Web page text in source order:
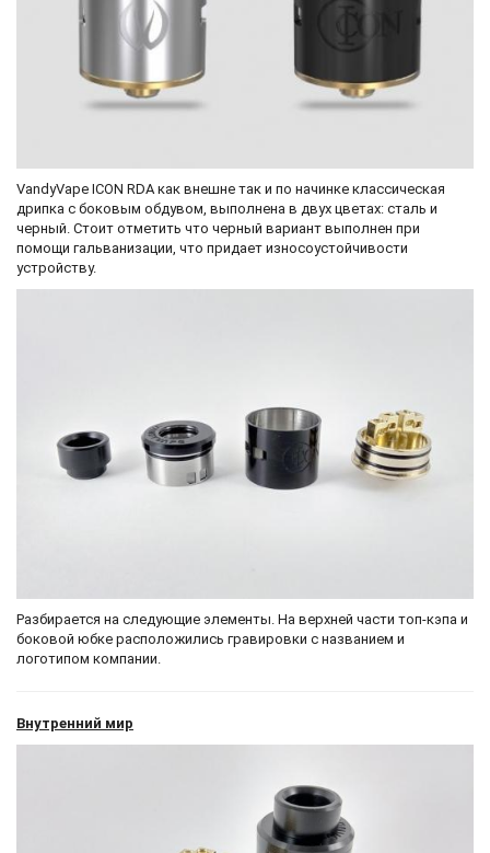
VandyVape ICON RDA как внешне так и по начинке классическая
дрипка с боковым обдувом, выполнена в двух цветах: сталь и
черный. Стоит отметить что черный вариант выполнен при
помощи гальванизации, что придает износоустойчивости
устройству.
Разбирается на следующие элементы. На верхней части топ-кэпа и
боковой юбке расположились гравировки с названием и
логотипом компании.
Внутренний мир